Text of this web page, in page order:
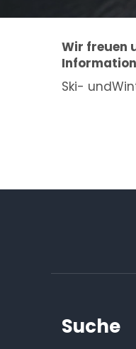
Wir freuen
Ski-
Suche